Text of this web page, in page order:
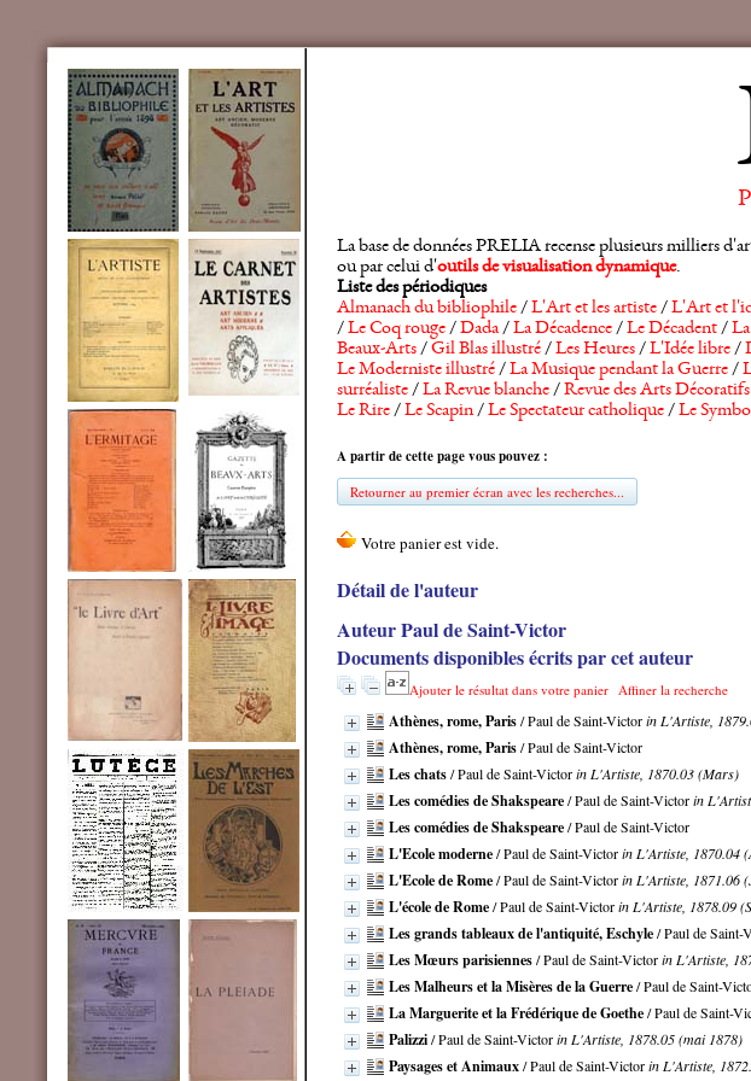
La base de données PRELIA recense plusieurs milliers
ou par celui d'outils de visualisation dynamique.
Liste des périodiques
Almanach du bibliophile/L'Art et les artiste/L'Art et
/Le Coq rouge/Dada/La Décadence/Le Décadent/
Beaux-Arts/Gil Blas illustré/Les Heures/L'Idée libre/
Le Moderniste illustré/La Musique pendant la Guerre/
surréaliste/La Revue blanche/Revue des Arts Décoratifs
Le Rire/Le Scapin/Le Spectateur catholique/Le
A partir de cette page vous pouvez :
Retourner au premier écran avec les recherches...
Détail de l'auteur
Auteur Paul de Saint-Victor
Documents disponibles écrits par cet auteur
Ajouter le résultat dans votre panier Affiner la recherche
Athènes, rome, Paris/ Paul de Saint-Victorin L'Artiste,
Athènes, rome, Paris/ Paul de Saint-Victor
Les chats/ Paul de Saint-Victorin L'Artiste, 1870.03 (Mars)
Les comédies de Shakspeare/ Paul de Saint-Victorin
Les comédies de Shakspeare/ Paul de Saint-Victor
L'Ecole moderne/ Paul de Saint-Victorin L'Artiste, 1870.04
L'Ecole de Rome/ Paul de Saint-Victorin L'Artiste, 1871.06
L'école de Rome/ Paul de Saint-Victorin L'Artiste, 1878.09
Les grands tableaux de l'antiquité, Eschyle/ Paul de Saint-
Les Mœurs parisiennes/ Paul de Saint-Victorin L'Artiste,
Les Malheurs et la Misères de la Guerre/ Paul de Saint-
La Marguerite et la Frédérique de Goethe/ Paul de Saint-
Palizzi/ Paul de Saint-Victorin L'Artiste, 1878.05 (mai 1878)
Paysages et Animaux/ Paul de Saint-Victorin L'Artiste,